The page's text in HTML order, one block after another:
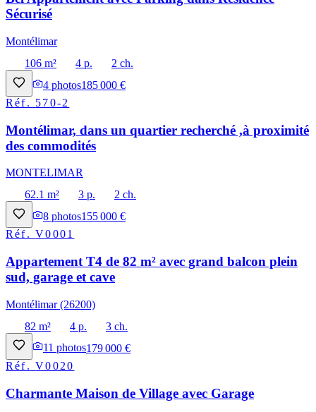
Sécurisé
Montélimar
106 m²
4 p.
2 ch.
4 photos185 000 €
Réf. 570-2
Montélimar, dans un quartier recherché ,à proximité
des commodités
MONTELIMAR
62.1 m²
3 p.
2 ch.
8 photos155 000 €
Réf.V0001
Appartement T4 de 82 m² avec grand balcon plein
sud, garage et cave
Montélimar (26200)
82 m²
4 p.
3 ch.
11 photos179 000 €
Réf.V0020
Charmante Maison de Village avec Garage